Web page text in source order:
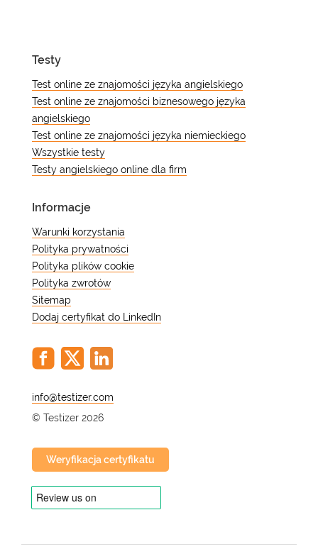
Testy
Test online ze znajomości języka angielskiego
Test online ze znajomości biznesowego języka
angielskiego
Test online ze znajomości języka niemieckiego
Wszystkie testy
Testy angielskiego online dla firm
Informacje
Warunki korzystania
Polityka prywatności
Polityka plików cookie
Polityka zwrotów
Sitemap
Dodaj certyfikat do LinkedIn
@
© Testizer 2026
Weryfikacja certyfikatu